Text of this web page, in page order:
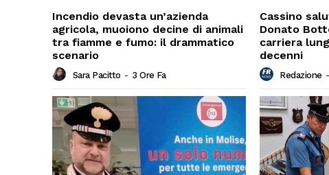
Incendio devasta un’azienda
agricola, muoiono decine di animali
tra fiamme e fumo: il drammatico
scenario
Sara Pacitto - 3 Ore Fa
Cassino
Donato
carriera
decenni
Redazione -